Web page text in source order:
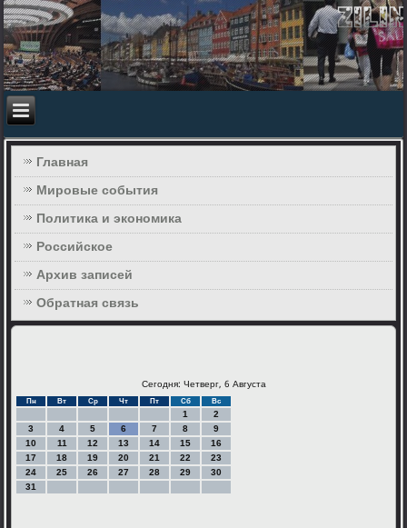
Главная
Мировые события
Политика и экономика
Российское
Архив записей
Обратная связь
Сегодня: Четверг, 6 Августа
Пн Вт Ср Чт Пт Сб Вс
1
2
3
4 5 6 7 8
9
10
11 12 13 14 15
16
17
18 19 20 21 22
23
24
25 26 27 28 29
30
31